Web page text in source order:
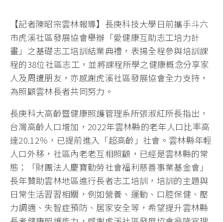
【記者陳昭宗雲林報導】長庚科技大學日前攜手斗六
市虎溪社區發展協會舉辦「愛健康互助志工培力計
畫」之基礎志工培訓結業典禮，表揚全程參與培訓課
程的38位社區志工，並將課程所學之健康概念分享家
人及周遭朋友，亦感謝虎溪社區發展協會全力支持，
為照顧雲林長者共同努力。
長庚科大高齡暨健康照護管理系所張淑紅所長指出，
台灣高齡人口增加，2022年雲林縣的老年人口比率高
達20.12％，已提前進入「超高齡」社會。雲林縣年輕
人口外移，社區內老老互相照顧，已經是雲林縣的常
態；「財團法人慶寶勤勞社會福利慈善事業基金會」
長年贊助雲林地區進行長者志工培訓，培訓的主題與
日常生活習習相關，例如營養、運動、口腔保健、壓
力調適、失智症預防、居家安全等，希望提升雲林縣